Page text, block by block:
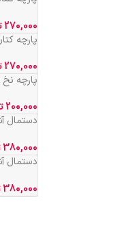
270,000
پارچه کتان
270,000
پارچه نخ
200,000
380,000
380,000